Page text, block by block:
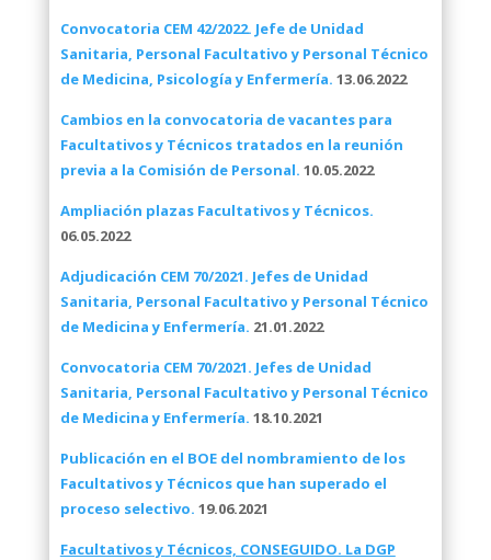
Convocatoria CEM 42/2022. Jefe de Unidad
Sanitaria, Personal Facultativo y Personal Técnico
de Medicina, Psicología y Enfermería. 13.06.2022
Cambios en la convocatoria de vacantes para
Facultativos y Técnicos tratados en la reunión
previa a la Comisión de Personal. 10.05.2022
Ampliación plazas Facultativos y Técnicos.
06.05.2022
Adjudicación CEM 70/2021. Jefes de Unidad
Sanitaria, Personal Facultativo y Personal Técnico
de Medicina y Enfermería. 21.01.2022
Convocatoria CEM 70/2021. Jefes de Unidad
Sanitaria, Personal Facultativo y Personal Técnico
de Medicina y Enfermería. 18.10.2021
Publicación en el BOE del nombramiento de los
Facultativos y Técnicos que han superado el
proceso selectivo. 19.06.2021
Facultativos y Técnicos, CONSEGUIDO. La DGP